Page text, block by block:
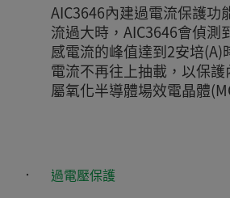
AIC3646內建過電流保護功
流過大時，AIC3646會偵測
感電流的峰值達到2安培(A)
電流不再往上抽載，以保
屬氧化半導體場效電晶體
‧ 過電壓保護